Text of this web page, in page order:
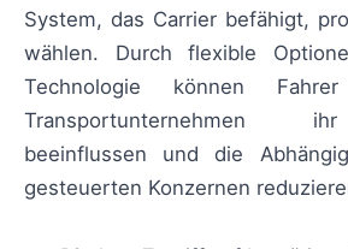
System, das Carrier befähigt,
wählen. Durch flexible
Technologie können
Transportunternehmen
beeinflussen und die
gesteuerten Konzernen